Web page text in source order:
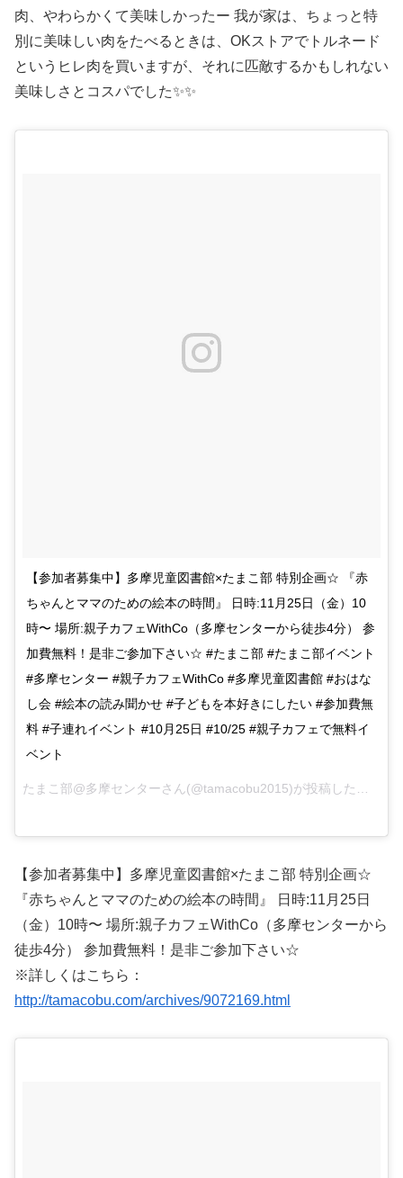
肉、やわらかくて美味しかったー 我が家は、ちょっと特
別に美味しい肉をたべるときは、OKストアでトルネード
というヒレ肉を買いますが、それに匹敵するかもしれない
美味しさとコスパでした✨✨
【参加者募集中】多摩児童図書館×たまこ部 特別企画☆ 『赤
ちゃんとママのための絵本の時間』 日時:11月25日（金）10
時〜 場所:親子カフェWithCo（多摩センターから徒歩4分） 参
加費無料！是非ご参加下さい☆ #たまこ部 #たまこ部イベント
#多摩センター #親子カフェWithCo #多摩児童図書館 #おはな
し会 #絵本の読み聞かせ #子どもを本好きにしたい #参加費無
料 #子連れイベント #10月25日 #10/25 #親子カフェで無料イ
ベント
【参加者募集中】多摩児童図書館×たまこ部 特別企画☆
『赤ちゃんとママのための絵本の時間』 日時:11月25日
（金）10時〜 場所:親子カフェWithCo（多摩センターから
徒歩4分） 参加費無料！是非ご参加下さい☆
※詳しくはこちら：
http://tamacobu.com/archives/9072169.html